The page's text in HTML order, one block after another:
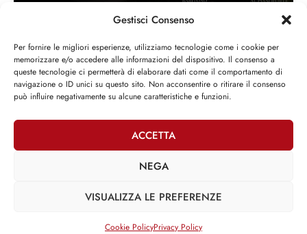
Gestisci Consenso
Per fornire le migliori esperienze, utilizziamo tecnologie come i cookie per
memorizzare e/o accedere alle informazioni del dispositivo. Il consenso a
queste tecnologie ci permetterà di elaborare dati come il comportamento di
navigazione o ID unici su questo sito. Non acconsentire o ritirare il consenso
può influire negativamente su alcune caratteristiche e funzioni.
ACCETTA
NEGA
VISUALIZZA LE PREFERENZE
Cookie PolicyPrivacy Policy
Ultimi articoli
Concerto per Franco Debenedetti
Referendum sulla giustizia: 32 anni
03/04/2026